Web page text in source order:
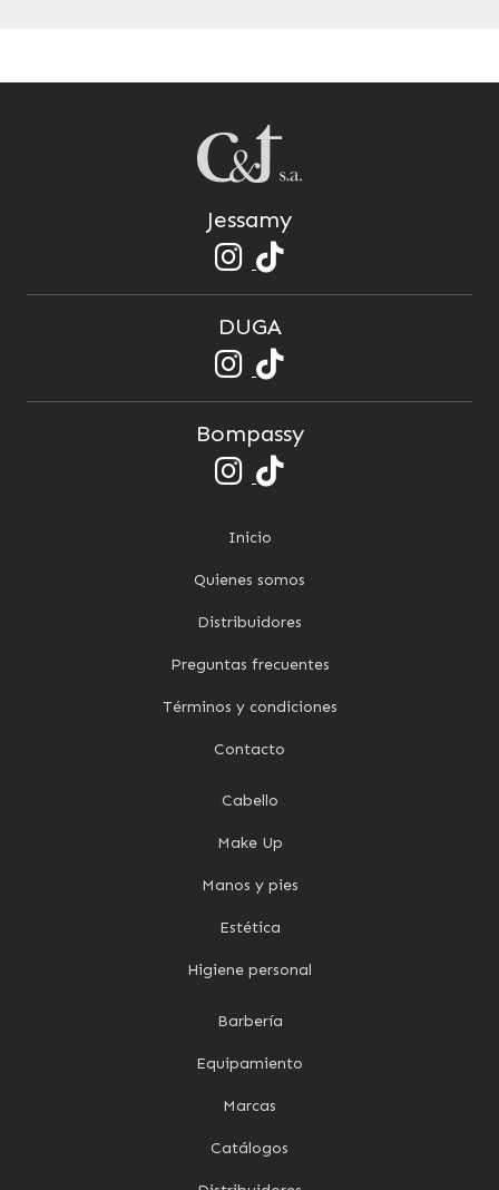
Jessamy
DUGA
Bompassy
Inicio
Quienes somos
Distribuidores
Preguntas frecuentes
Términos y condiciones
Contacto
Cabello
Make Up
Manos y pies
Estética
Higiene personal
Barbería
Equipamiento
Marcas
Catálogos